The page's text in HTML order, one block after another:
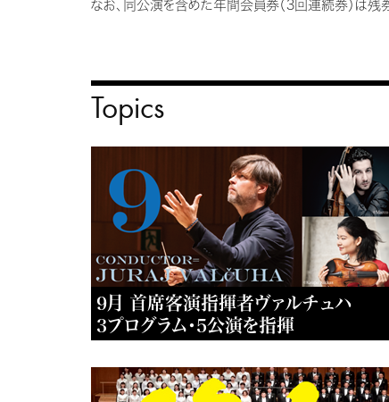
なお、同公演を含めた年間会員券（3回連続券）は残
Topics
9月 首席客演指揮者ヴァルチュハ
3プログラム・5公演を指揮